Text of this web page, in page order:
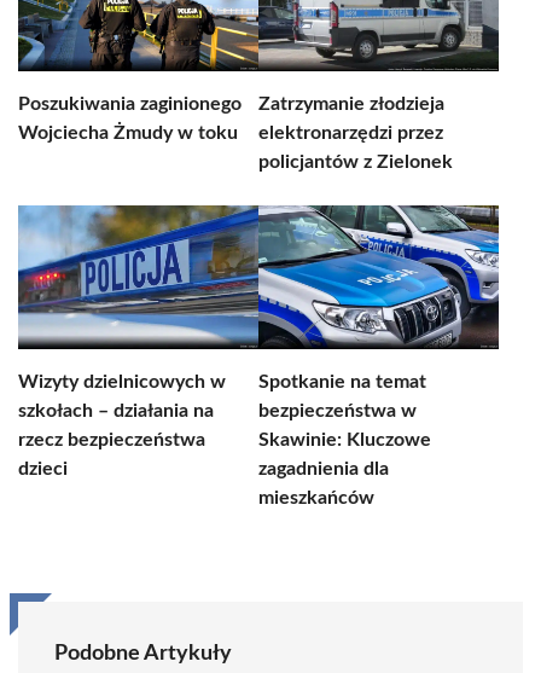
Poszukiwania zaginionego
Wojciecha Żmudy w toku
Zatrzymanie złodzieja
elektronarzędzi przez
policjantów z Zielonek
Wizyty dzielnicowych w
szkołach – działania na
rzecz bezpieczeństwa
dzieci
Spotkanie na temat
bezpieczeństwa w
Skawinie: Kluczowe
zagadnienia dla
mieszkańców
Podobne Artykuły